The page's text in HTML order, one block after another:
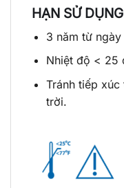
HẠN SỬ
3 năm từ ngày
Nhiệt độ < 25
Tránh tiếp
trời.